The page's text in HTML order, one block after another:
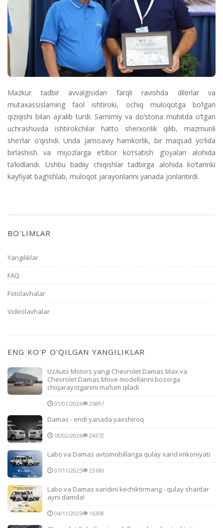
Mazkur tadbir avvalgisidan farqli ravishda dilerlar va
mutaxassislarning faol ishtiroki, ochiq muloqotga bo‘lgan
qiziqishi bilan ajralib turdi. Samimiy va do‘stona muhitda o‘tgan
uchrashuvda ishtirokchilar hatto sherxonlik qilib, mazmunli
she’rlar o‘qishdi. Unda jamoaviy hamkorlik, bir maqsad yo‘lida
birlashish va mijozlarga e’tibor ko‘rsatish g‘oyalari alohida
ta’kidlandi. Ushbu badiiy chiqishlar tadbirga alohida ko‘tarinki
kayfiyat bag‘ishlab, muloqot jarayonlarini yanada jonlantirdi.
BO'LIMLAR
Yangiliklar
FAQ
Fotolavhalar
Videolavhalar
ENG KO'P O'QILGAN YANGILIKLAR
UzAuto Motors yangi Chevrolet Damas Max va
Chevrolet Damas Move modellarini bozorga
chiqarayotganini ma’lum qiladi
01/01/2026 25897
Damas - endi yanada yaxshiroq
18/02/2026 24372
Labo va Damas avtomobillariga qulay xarid imkoniyati
07/11/2025 23180
Labo va Damas xaridini kechiktirmang - qulay shartlar
ayni damda!
04/11/2025 16308